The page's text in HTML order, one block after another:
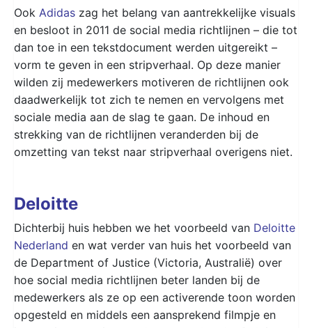
Ook Adidas zag het belang van aantrekkelijke visuals
en besloot in 2011 de social media richtlijnen – die tot
dan toe in een tekstdocument werden uitgereikt –
vorm te geven in een stripverhaal. Op deze manier
wilden zij medewerkers motiveren de richtlijnen ook
daadwerkelijk tot zich te nemen en vervolgens met
sociale media aan de slag te gaan. De inhoud en
strekking van de richtlijnen veranderden bij de
omzetting van tekst naar stripverhaal overigens niet.
Deloitte
Dichterbij huis hebben we het voorbeeld van Deloitte
Nederland en wat verder van huis het voorbeeld van
de Department of Justice (Victoria, Australië) over
hoe social media richtlijnen beter landen bij de
medewerkers als ze op een activerende toon worden
opgesteld en middels een aansprekend filmpje en